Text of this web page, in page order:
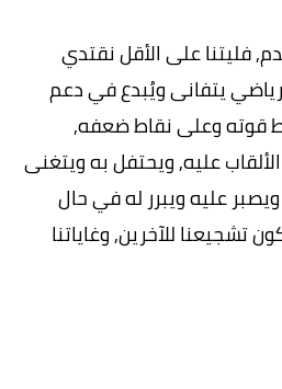
فليتنا على الأقل نقتدي
يتفانى ويُبدع في دعم
قوته وعلى نقاط ضعفه,
عليه, ويحتفل به ويتغنى
عليه ويبرر له في حال
تشجيعنا للآخرين, وغاياتنا